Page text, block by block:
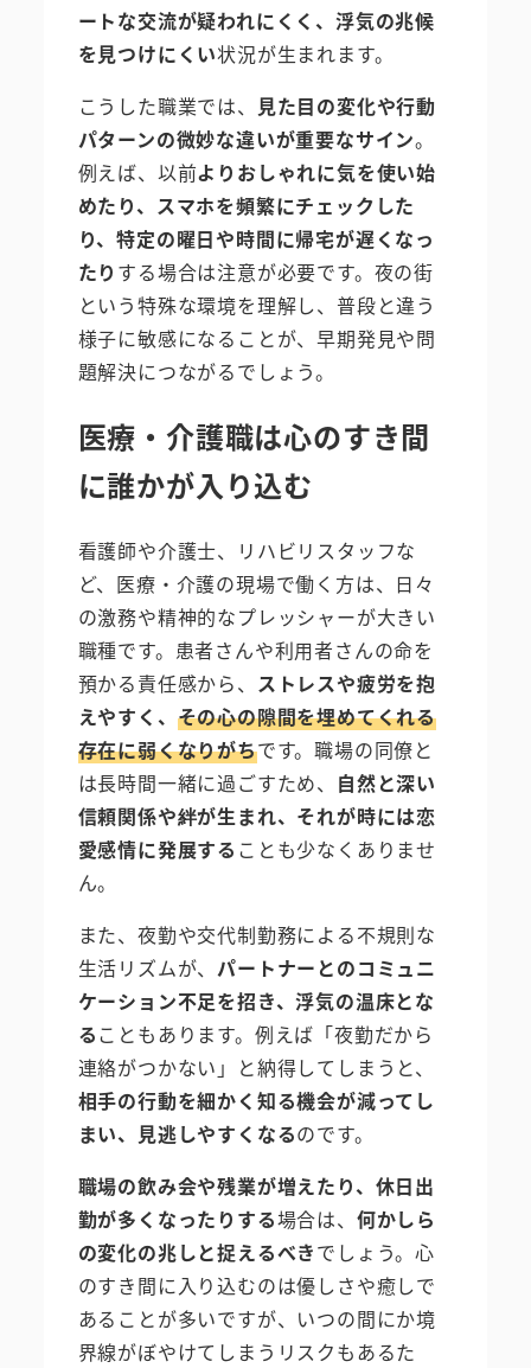
ートな交流が疑われにくく、浮気の兆候
を見つけにくい状況が生まれます。
こうした職業では、 見た目の変化や行動
パターンの微妙な違いが重要なサイン。
例えば、以前よりおしゃれに気を使い始
めたり、スマホを頻繁にチェックした
り、特定の曜日や時間に帰宅が遅くなっ
たり する場合は注意が必要です。夜の街
という特殊な環境を理解し、普段と違う
様子に敏感になることが、早期発見や問
題解決につながるでしょう。
医療・介護職は心のすき間
に誰かが入り込む
看護師や介護士、リハビリスタッフな
ど、医療・介護の現場で働く方は、日々
の激務や精神的なプレッシャーが大きい
職種です。患者さんや利用者さんの命を
預かる責任感から、 ストレスや疲労を抱
えやすく、 その心の隙間を埋めてくれる
存在に弱くなりがちです。職場の同僚と
は長時間一緒に過ごすため、 自然と深い
信頼関係や絆が生まれ、それが時には恋
愛感情に発展する ことも少なくありませ
ん。
また、夜勤や交代制勤務による不規則な
生活リズムが、 パートナーとのコミュニ
ケーション不足を招き、浮気の温床とな
ることもあります。例えば「夜勤だから
連絡がつかない」と納得してしまうと、
相手の行動を細かく知る機会が減ってし
まい、見逃しやすくなるのです。
職場の飲み会や残業が増えたり、休日出
勤が多くなったりする場合は、 何かしら
の変化の兆しと捉えるべきでしょう。心
のすき間に入り込むのは優しさや癒しで
あることが多いですが、いつの間にか境
界線がぼやけてしまうリスクもあるた